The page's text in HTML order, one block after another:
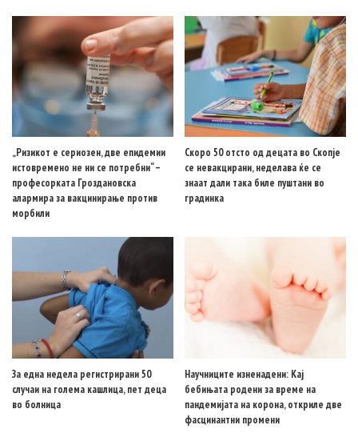
„Ризикот е сериозен, две епидемии
истовремено не ни се потребни“ –
професорката Гроздановска
алармира за вакцинирање против
морбили
Скоро 50 отсто од децата во Скопје
се невакцирани, неделава ќе се
знаат дали така биле пуштани во
градинка
За една недела регистрирани 50
случаи на голема кашлица, пет деца
во болница
Научниците изненадени: Кај
бебињата родени за време на
пандемијата на корона, откриле две
фасцинантни промени